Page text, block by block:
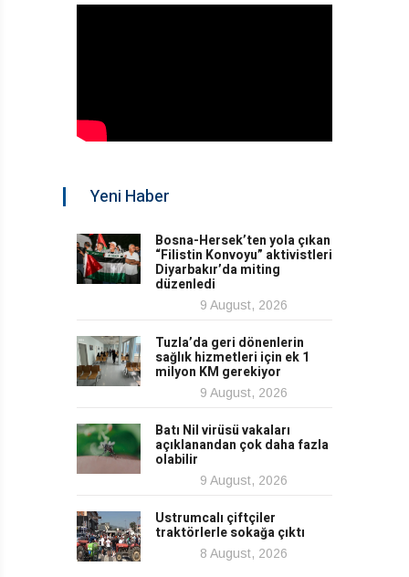
Yeni Haber
Bosna-Hersek’ten yola çıkan
“Filistin Konvoyu” aktivistleri
Diyarbakır’da miting
düzenledi
9 August, 2026
Tuzla’da geri dönenlerin
sağlık hizmetleri için ek 1
milyon KM gerekiyor
9 August, 2026
Batı Nil virüsü vakaları
açıklanandan çok daha fazla
olabilir
9 August, 2026
Ustrumcalı çiftçiler
traktörlerle sokağa çıktı
8 August, 2026